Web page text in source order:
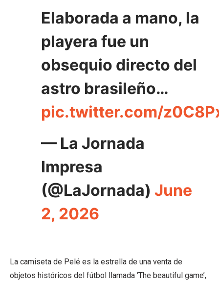
Elaborada a mano, la
playera fue un
obsequio directo del
astro brasileño…
pic.twitter.com/
— La Jornada
Impresa
(@LaJornada) June
2, 2026
La camiseta de Pelé es la estrella de una venta de
objetos históricos del fútbol llamada ‘The beautiful game’,